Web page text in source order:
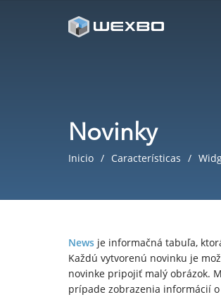
Novinky
Inicio Características
News je informačná tabuľa,
Každú vytvorenú novinku je
novinke pripojiť malý obrázok.
prípade zobrazenia informácií